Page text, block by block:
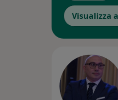
Visualizza